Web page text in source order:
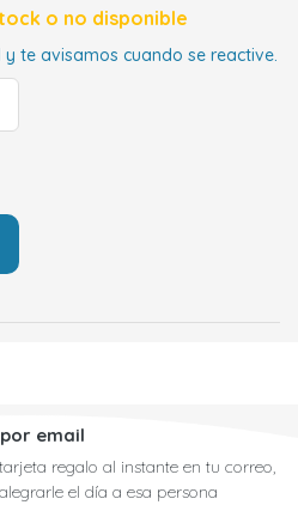
o no disponible
te avisamos cuando se reactive.
email
regalo al instante en tu correo,
el día a esa persona